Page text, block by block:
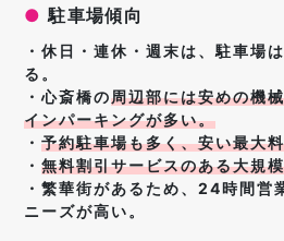
● 駐車場傾向
・休日・連休・週末は、駐車場
る。
・心斎橋の周辺部には安めの機
インパーキングが多い。
・予約駐車場も多く、安い最大
・無料割引サービスのある大規
・繁華街があるため、24時間営
ニーズが高い。